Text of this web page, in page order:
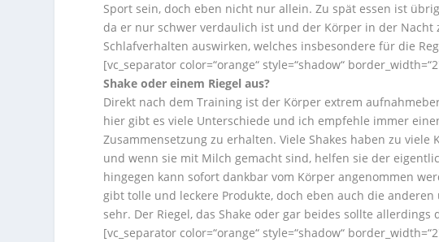
Sport sein, doch eben nicht nur allein. Zu spät essen ist
da er nur schwer verdaulich ist und der Körper in der
Schlafverhalten auswirken, welches insbesondere für die
[vc_separator color=“orange“ style=“shadow“
Shake oder einem Riegel aus?
Direkt nach dem Training ist der Körper extrem
hier gibt es viele Unterschiede und ich empfehle immer
Zusammensetzung zu erhalten. Viele Shakes haben zu
und wenn sie mit Milch gemacht sind, helfen sie der
hingegen kann sofort dankbar vom Körper angenommen
gibt tolle und leckere Produkte, doch eben auch die
sehr. Der Riegel, das Shake oder gar beides sollte
[vc_separator color=“orange“ style=“shadow“